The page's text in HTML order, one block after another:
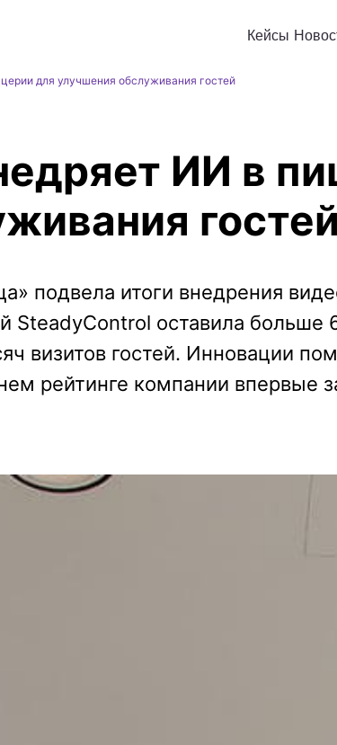
Кейсы
для улучшения обслуживания гостей
ИИ в
гостей
подвела итоги внедрения
SteadyControl оставила больше
визитов гостей. Инновации
рейтинге компании впервые